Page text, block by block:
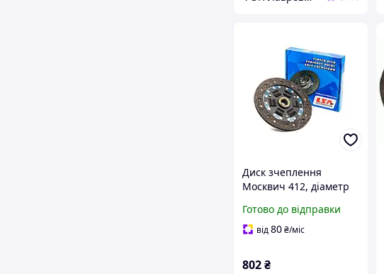
Диск зчеплення
Москвич 412, діаметр
1601130
Готово до відправки
від80₴/міс
802₴